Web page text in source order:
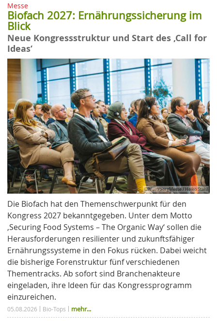
Messe
Biofach 2027: Ernährungssicherung im
Blick
Neue Kongressstruktur und Start des ‚Call for
Ideas‘
© NürnbergMesse / Heiko Stahl
Die Biofach hat den Themenschwerpunkt für den
Kongress 2027 bekanntgegeben. Unter dem Motto
‚Securing Food Systems – The Organic Way‘ sollen die
Herausforderungen resilienter und zukunftsfähiger
Ernährungssysteme in den Fokus rücken. Dabei weicht
die bisherige Forenstruktur fünf verschiedenen
Thementracks. Ab sofort sind Branchenakteure
eingeladen, ihre Ideen für das Kongressprogramm
einzureichen.
05.08.2026 Bio-Tops mehr...